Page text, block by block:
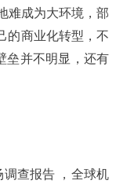
难成为大环境，部
的商业化转型，不
垒并不明显，还有
查报告 ，全球机